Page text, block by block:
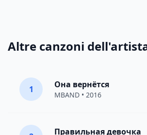
Altre canzoni
1 Она вернётся
MBAND • 2016
Правильная девочка